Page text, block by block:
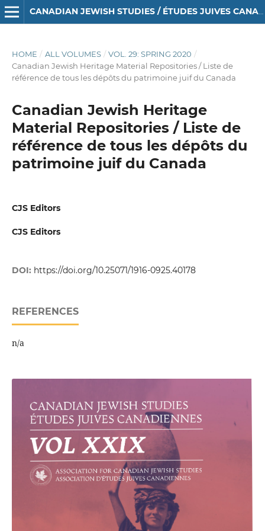
CANADIAN JEWISH STUDIES / ÉTUDES JUIVES CANADIENNES
HOME / ALL VOLUMES / VOL. 29: SPRING 2020 /
Canadian Jewish Heritage Material Repositories / Liste de
référence de tous les dépôts du patrimoine juif du Canada
Canadian Jewish Heritage
Material Repositories / Liste de
référence de tous les dépôts du
patrimoine juif du Canada
CJS Editors
CJS Editors
DOI: https://doi.org/10.25071/1916-0925.40178
REFERENCES
n/a